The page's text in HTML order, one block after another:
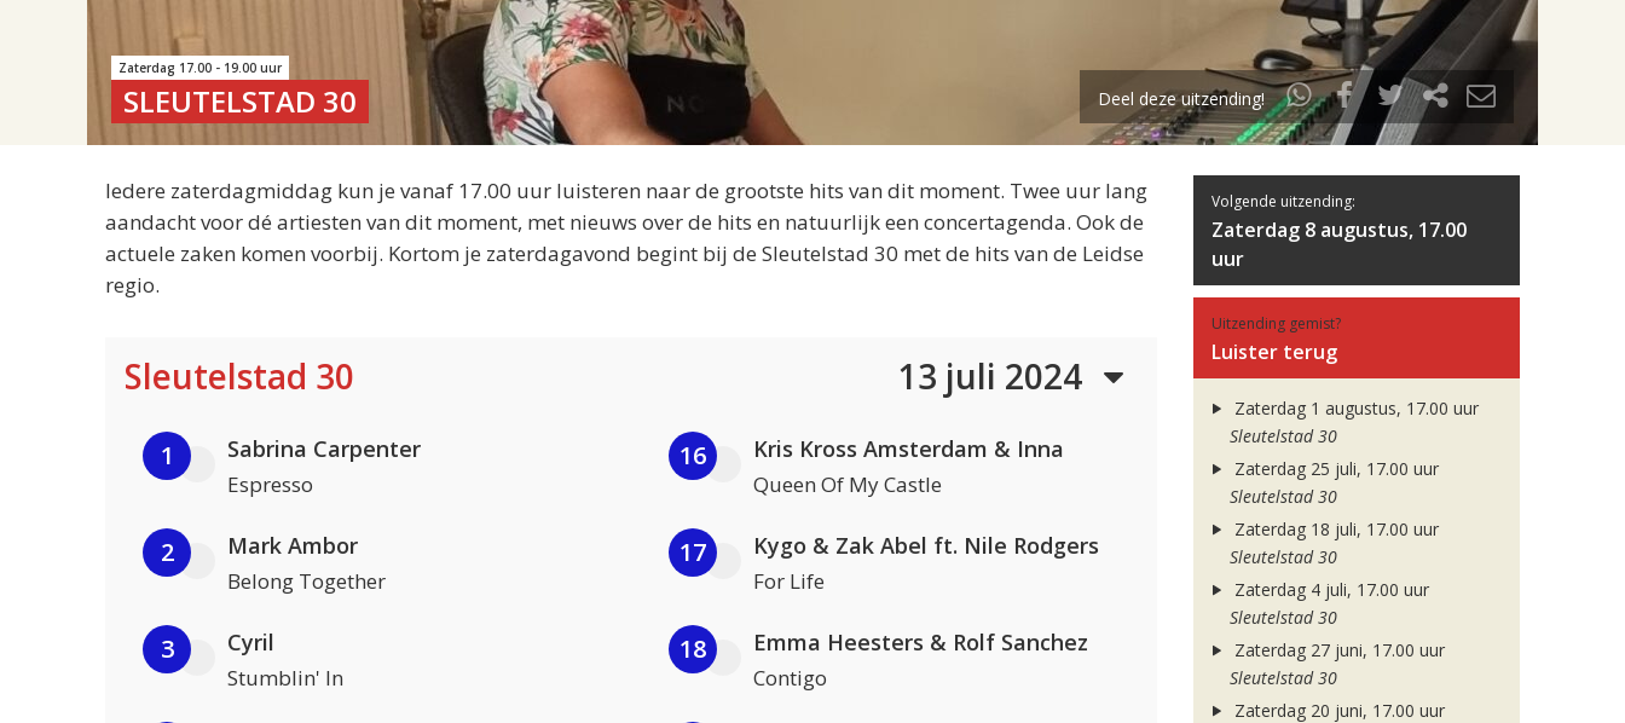
Zaterdag 17.00 - 19.00 uur
SLEUTELSTAD 30 Deel deze uitzending!
Iedere zaterdagmiddag kun je vanaf 17.00 uur luisteren naar de grootste hits van dit moment. Twee uur lang
aandacht voor dé artiesten van dit moment, met nieuws over de hits en natuurlijk een concertagenda. Ook de
actuele zaken komen voorbij. Kortom je zaterdagavond begint bij de Sleutelstad 30 met de hits van de Leidse
regio.
Sleutelstad 30 13 juli 2024
1 Sabrina Carpenter
Espresso
2 Mark Ambor
Belong Together
3 Cyril
Stumblin' In
16 Kris Kross Amsterdam & Inna
Queen Of My Castle
17 Kygo & Zak Abel ft. Nile Rodgers
For Life
18 Emma Heesters & Rolf Sanchez
Contigo
Volgende uitzending:
Zaterdag 8 augustus, 17.00
uur
Uitzending gemist?
Luister terug
Zaterdag 1 augustus, 17.00 uur
Sleutelstad 30
Zaterdag 25 juli, 17.00 uur
Sleutelstad 30
Zaterdag 18 juli, 17.00 uur
Sleutelstad 30
Zaterdag 4 juli, 17.00 uur
Sleutelstad 30
Zaterdag 27 juni, 17.00 uur
Sleutelstad 30
Zaterdag 20 juni, 17.00 uur